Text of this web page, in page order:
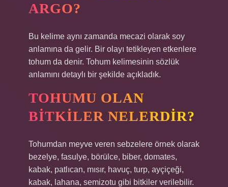
ARGO?
Bu kelime aynı zamanda mecazi olarak soy
anlamına da gelir. Bir olayı tetikleyen etkenlere
tohum da denir. Tohum kelimesinin sözlük
anlamını detaylı bir şekilde açıkladık.
TOHUMU OLAN
BITKILER NELERDIR?
Tohumdan meyve veren sebzelere örnek olarak
bezelye, fasulye, börülce, biber, domates,
kabak, patlıcan, mısır, havuç, turp, ayçiçeği,
kabak, lahana, semizotu gibi bitkiler verilebilir.